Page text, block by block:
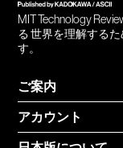
MIT Technology
る 世界を理解する
す。
ご案内
アカウント